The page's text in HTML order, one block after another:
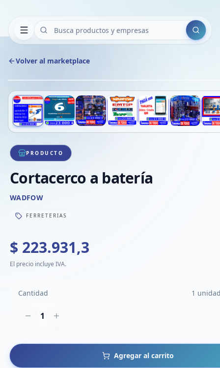
Buscar
Volver al marketplace
1/8
PRODUCTO
Cortacerco a batería
WADFOW
FERRETERIAS
$ 223.931,3
El precio incluye IVA.
Cantidad 1
1
Agregar al carrito